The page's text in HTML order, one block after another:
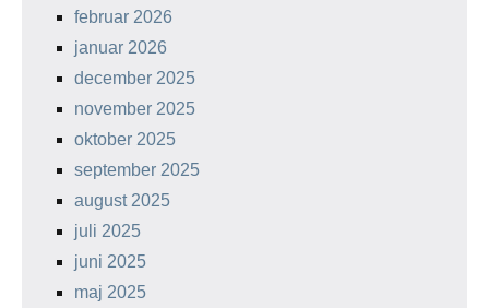
februar 2026
januar 2026
december 2025
november 2025
oktober 2025
september 2025
august 2025
juli 2025
juni 2025
maj 2025